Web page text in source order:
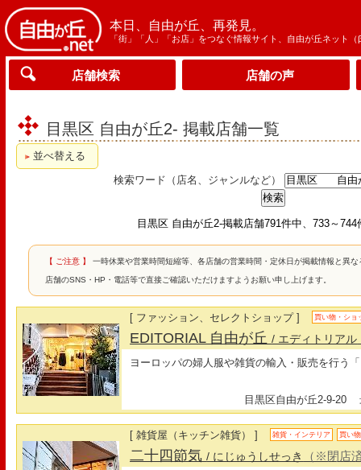
本日、自由が丘、再発見。
「街」「人」「お店」をつなぐ情報サイト、自由が丘ネット（
店舗検索 店舗の声
目黒区 自由が丘2- 掲載店舗一覧
並べ替える
検索ワード（店名、ジャンルなど）
目黒区 自由が丘2-掲載店舗791件中、733～744
【 ご注意 】 一時休業や営業時間短縮等、各店舗の営業時間・定休日が掲載情報と異
店舗のSNS・HP・電話等で直接ご確認いただけますようお願い申し上げます。
[ ファッション、セレクトショップ ] 買い物・ショ
EDITORIAL 自由が丘/ エディトリアル
ヨーロッパの婦人服や雑貨の輸入・販売を行う
目黒区自由が丘2-9-20
[ 雑貨屋（キッチン雑貨） ] 雑貨・インテリア 買い
二十四節気/ にじゅうしせっき （※閉店